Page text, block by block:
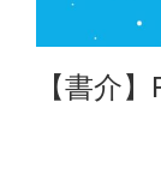
【書介